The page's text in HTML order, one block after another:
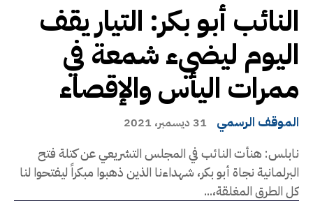
النائب أبو بكر: التيار يقف
اليوم ليضيء شمعة في
ممرات اليأس والإقصاء
الموقف الرسمي 31 ديسمبر، 2021
نابلس: هنأت النائب في المجلس التشريعي عن كتلة فتح
البرلمانية نجاة أبو بكر، شهداءنا الذين ذهبوا مبكراً ليفتحوا لنا
كل الطرق المغلقة،...